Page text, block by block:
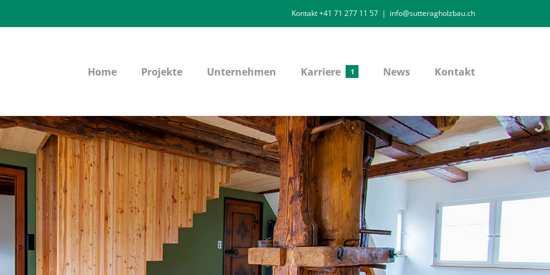
Kontakt +41 71 277 11 57 | info@sutteragholzbau.ch
Home Projekte Unternehmen Karriere 1 News Kontakt